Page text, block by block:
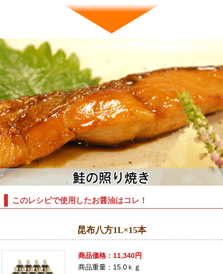
このレシピで使用したお醤油はコレ！
昆布八方1L×15本
商品価格：11,340円
商品重量：15.0ｋｇ